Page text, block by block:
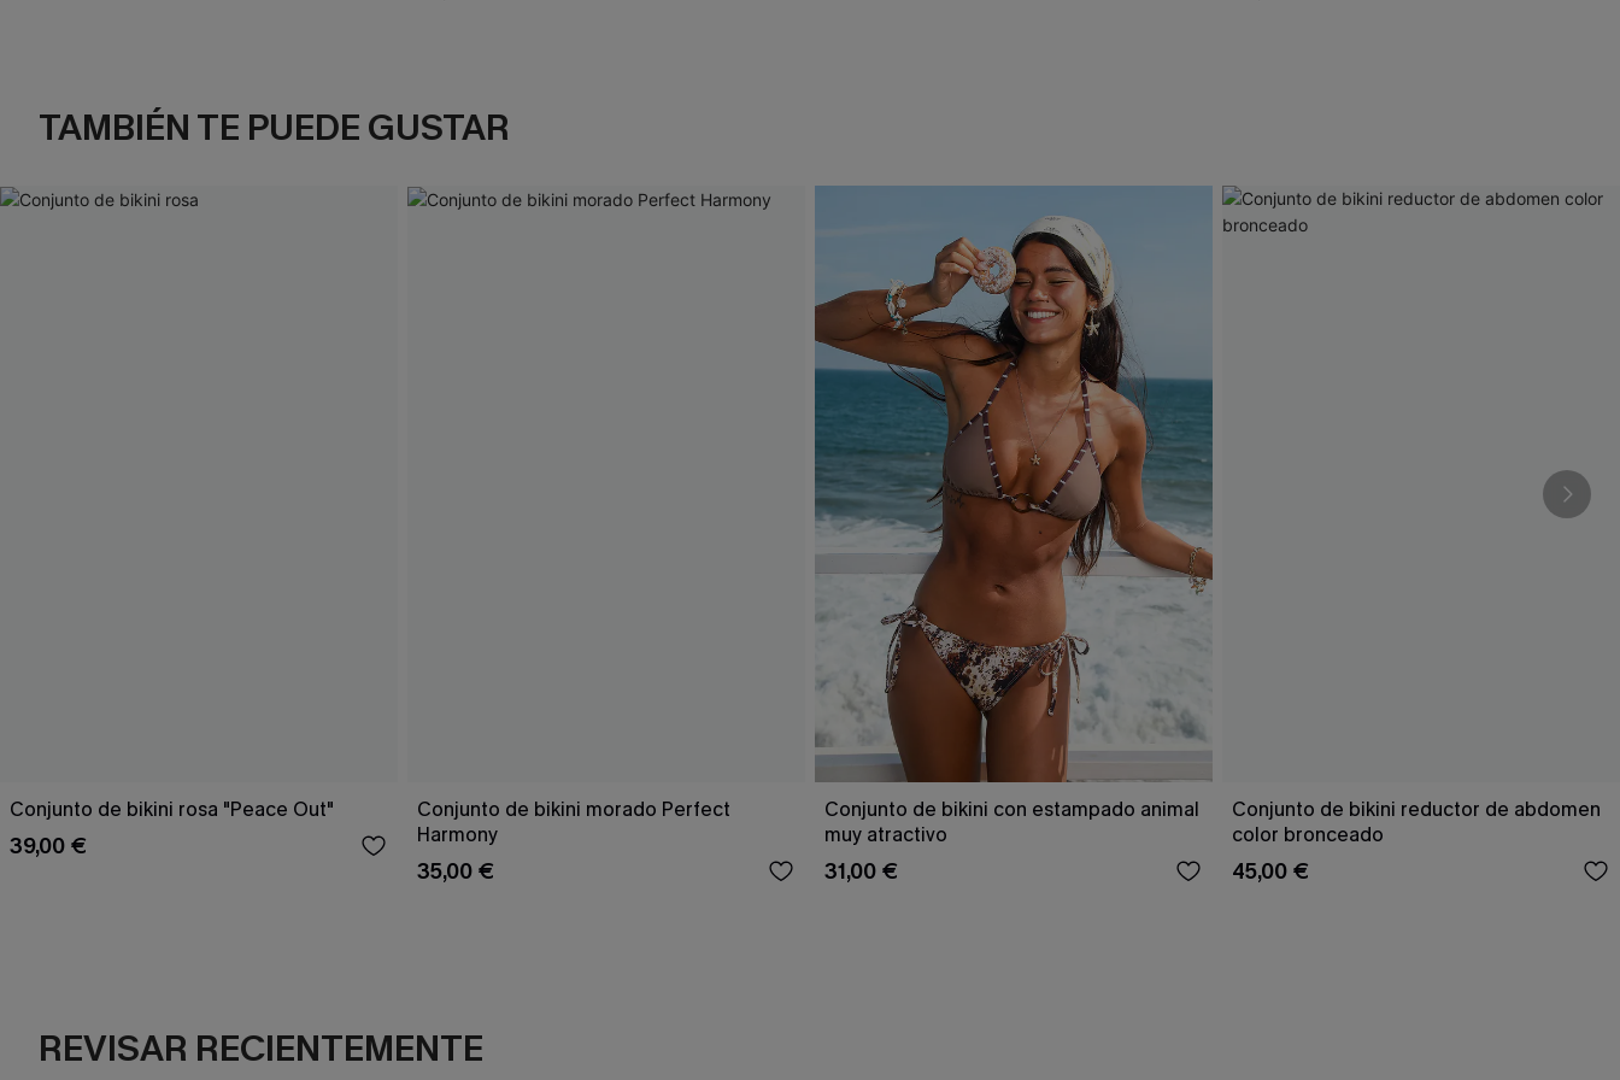
TAMBIÉN TE PUEDE GUSTAR
Conjunto de bikini rosa "Peace Out"
39,00 €
Conjunto de bikini morado Perfect
Harmony
35,00 €
Conjunto de bikini con estampado animal
muy atractivo
31,00 €
Conjunto de bikini reductor de abdomen
color bronceado
45,00 €
REVISAR RECIENTEMENTE